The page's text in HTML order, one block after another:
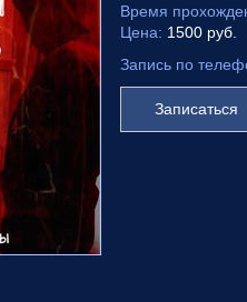
Время
Цена: 1500 руб.
Запись по
Записаться